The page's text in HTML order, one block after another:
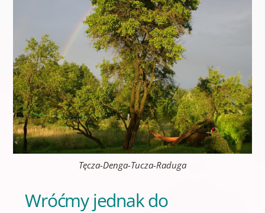
Tęcza-Denga-Tucza-Raduga
Wróćmy jednak do